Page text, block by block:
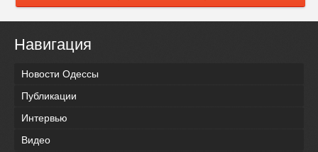
Навигация
Новости Одессы
Публикации
Интервью
Видео